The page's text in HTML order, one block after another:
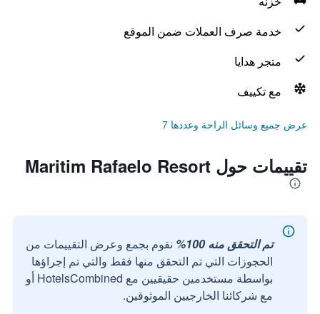
خدمة صرف العملات ضمن الموقع
متجر هدايا
مع تكييف
عرض جميع وسائل الراحة وعددها 7
تقييمات حول Maritim Rafaelo Resort
تم التحقق منه 100%
نقوم بجمع وعرض التقييمات من
الحجوزات التي تم التحقق منها فقط والتي تم إجراؤها
بواسطة مستخدمين حقيقيين مع HotelsCombined أو
مع شركائنا الخارجيين الموثوقين.